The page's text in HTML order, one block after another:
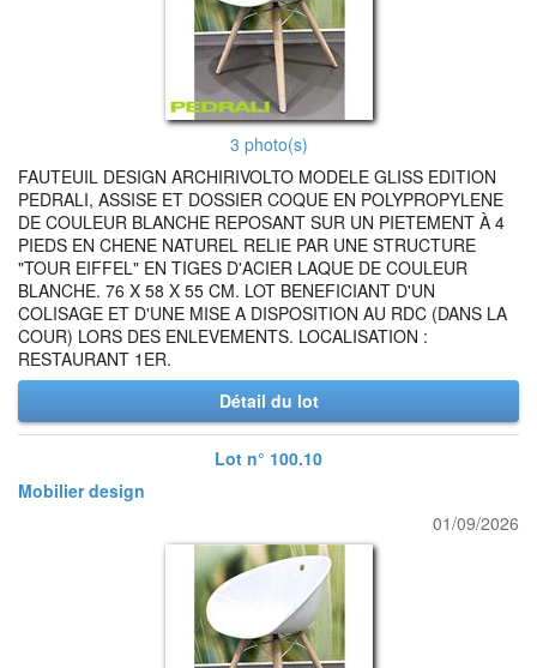
3 photo(s)
FAUTEUIL DESIGN ARCHIRIVOLTO MODELE GLISS EDITION
PEDRALI, ASSISE ET DOSSIER COQUE EN POLYPROPYLENE
DE COULEUR BLANCHE REPOSANT SUR UN PIETEMENT À 4
PIEDS EN CHENE NATUREL RELIE PAR UNE STRUCTURE
"TOUR EIFFEL" EN TIGES D'ACIER LAQUE DE COULEUR
BLANCHE. 76 X 58 X 55 CM. LOT BENEFICIANT D'UN
COLISAGE ET D'UNE MISE A DISPOSITION AU RDC (DANS LA
COUR) LORS DES ENLEVEMENTS. LOCALISATION :
RESTAURANT 1ER.
Détail du lot
Lot n° 100.10
Mobilier design
01/09/2026